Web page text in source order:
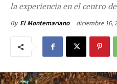
la experiencia en el centro
By El Montemariano diciembre 16,